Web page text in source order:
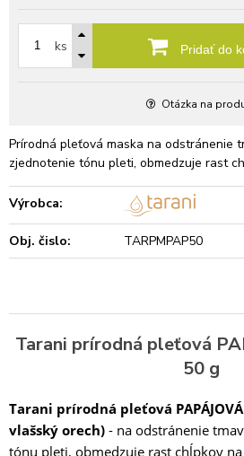
ks Pridať do
Otázka na
Prírodná pleťová maska na odstránenie
zjednotenie tónu pleti, obmedzuje rast
Výrobca:
Obj. čislo: TARPMPAP50
Tarani prírodná pleťová
50 g
Tarani prírodná pleťová
vlašský orech) - na odstránenie
tónu pleti, obmedzuje rast chĺpkov